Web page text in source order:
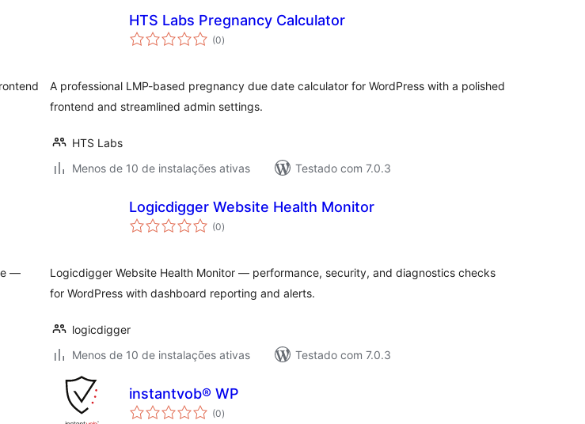
HTS Labs Pregnancy Calculator
(0total
de
)
A professional LMP-based pregnancy due date calculator for WordPress with a polished
frontend and streamlined admin settings.
HTS Labs
Menos de 10 de instalações ativas
Testado com 7.0.3
—
Logicdigger Website Health Monitor
(0total
de
)
Logicdigger Website Health Monitor — performance, security, and diagnostics checks
for WordPress with dashboard reporting and alerts.
logicdigger
Menos de 10 de instalações ativas
Testado com 7.0.3
instantvob® WP
(0total
de
)